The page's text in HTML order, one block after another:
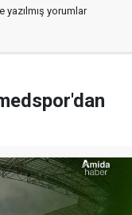
yazılmış yorumlar